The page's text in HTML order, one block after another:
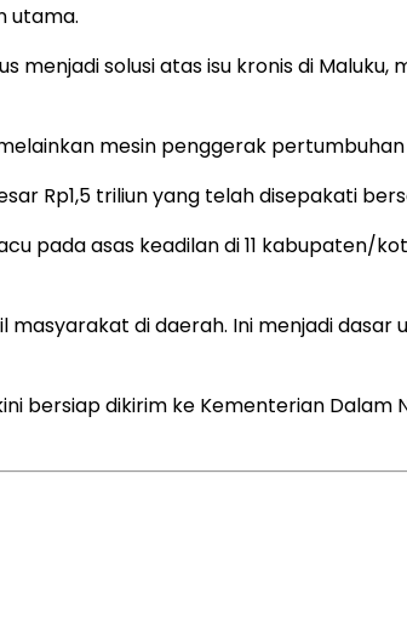
utama.
solusi atas isu kronis di Maluku,
mesin penggerak
Rp1,5 triliun yang telah disepakati
pada asas keadilan di 11 kabupaten/
di daerah. Ini menjadi dasar
bersiap dikirim ke Kementerian